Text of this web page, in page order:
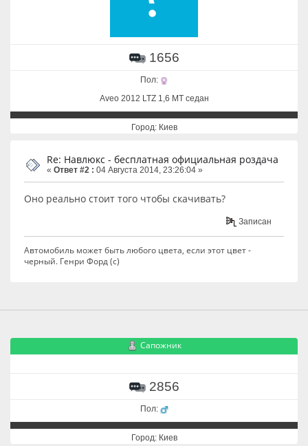
1656
Пол:
Aveo 2012 LTZ 1,6 MT седан
Город: Киев
Re: Навлюкс - бесплатная официальная роздача
« Ответ #2 : 04 Августа 2014, 23:26:04 »
Оно реально стоит того чтобы скачивать?
Записан
Автомобиль может быть любого цвета, если этот цвет -
черный. Генри Форд (с)
Сапожник
2856
Пол:
Город: Киев